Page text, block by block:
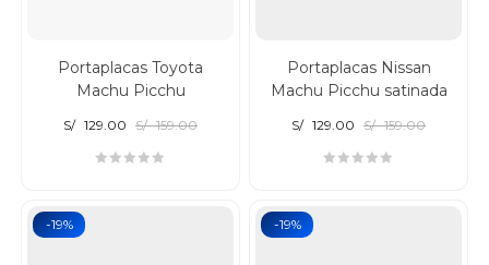
Portaplacas Toyota
Machu Picchu
S/ 159.00
S/ 129.00
Portaplacas Nissan
Machu Picchu satinada
S/ 159.00
S/ 129.00
-19% -19%